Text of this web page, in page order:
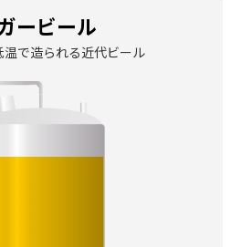
ービール
で造られる近代ビール